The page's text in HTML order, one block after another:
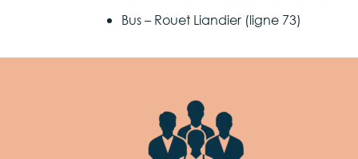
Bus – Rouet Liandier (ligne 73)